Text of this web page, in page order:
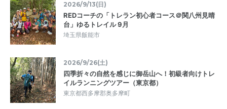
2026/9/13(日)
REDコーチの「トレラン初心者コース＠関八州見晴
台」ゆるトレイル 9月
埼玉県飯能市
2026/9/26(土)
四季折々の自然を感じに御岳山へ！初級者向けトレ
イルランニングツアー（東京都）
東京都西多摩郡奥多摩町